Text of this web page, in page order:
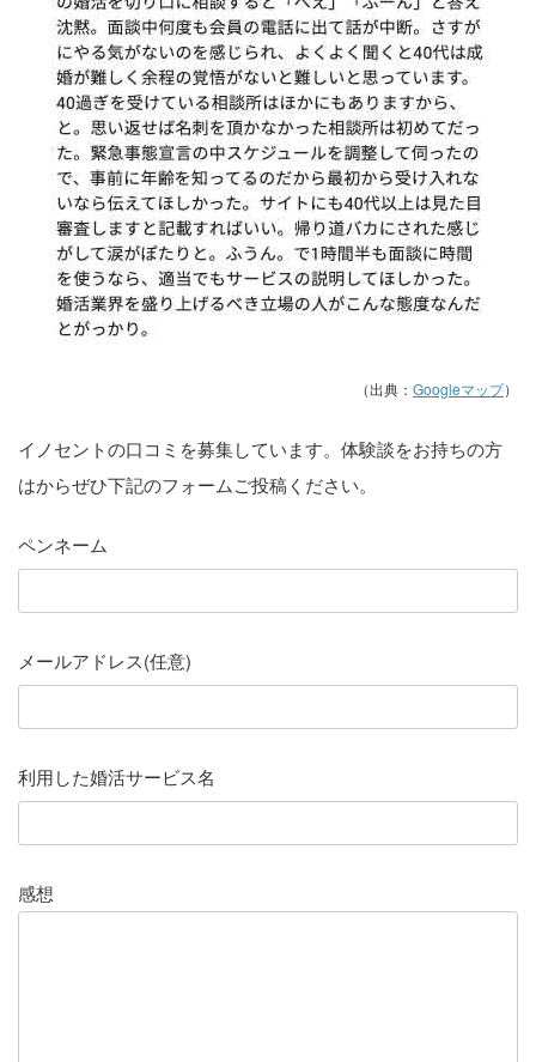
（出典： Googleマップ）
イノセントの口コミを募集しています。体験談をお持ちの方
はからぜひ下記のフォームご投稿ください。
ペンネーム
メールアドレス(任意)
利用した婚活サービス名
感想